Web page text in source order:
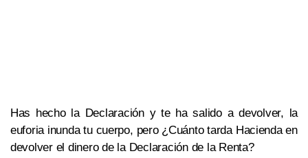
Has hecho la Declaración y te ha salido a devolver, la
euforia inunda tu cuerpo, pero ¿Cuánto tarda Hacienda en
devolver el dinero de la Declaración de la Renta?